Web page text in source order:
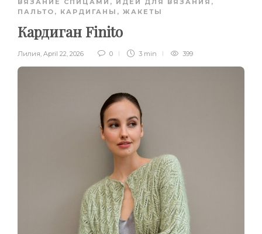
ВЯЗАНИЕ СПИЦАМИ , ИДЕИ ДЛЯ ВЯЗАНИЯ ,
ПАЛЬТО, КАРДИГАНЫ, ЖАКЕТЫ
Кардиган Finito
Лилия, April 22, 2026 0 3 min 399